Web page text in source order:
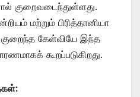
குறைவடைந்துள்ளது.
மற்றும் பிரித்தானியா
குறைந்த கேள்வியே இந்த
கூறப்படுகிறது.